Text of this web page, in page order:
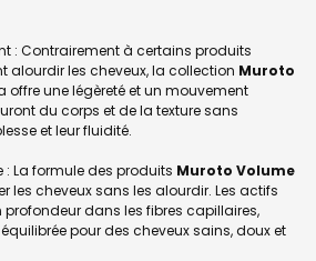
: Contrairement à certains produits
alourdir les cheveux, la collection Muroto
offre une légèreté et un mouvement
du corps et de la texture sans
et leur fluidité.
La formule des produits Muroto Volume
les cheveux sans les alourdir. Les actifs
dans les fibres capillaires,
pour des cheveux sains, doux et